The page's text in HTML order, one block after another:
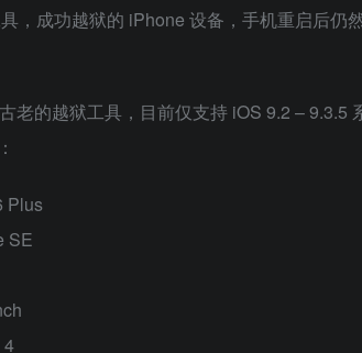
，成功越狱的 iPhone 设备，手机重启后仍
老的越狱工具，目前仅支持 iOS 9.2 – 9.3.5
Plus
SE
4